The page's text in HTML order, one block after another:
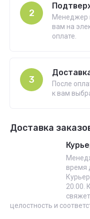
2
Менеджер
вам на
оплате.
3
После
к вам
Доставка
время
20.00.
целостность и